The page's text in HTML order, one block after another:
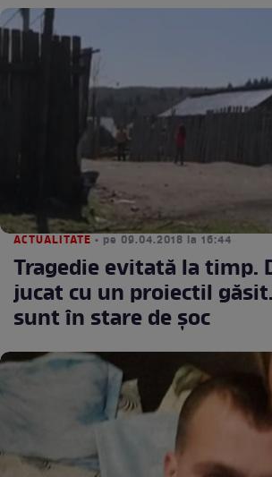
ACTUALITATE • pe 09.04.2018 la 16:44
Tragedie evitată la timp.
jucat cu un proiectil
sunt în stare de șoc